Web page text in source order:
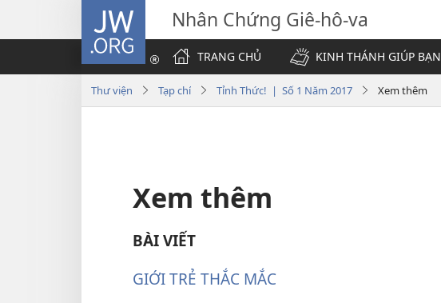
JW.ORG Nhân Chứng Giê-hô-va
TRANG CHỦ
KINH THÁNH GIÚP BẠN
Thư viện Tạp chí Tỉnh Thức! | Số 1 Năm 2017 Xem thêm
Xem thêm
BÀI VIẾT
GIỚI TRẺ THẮC MẮC